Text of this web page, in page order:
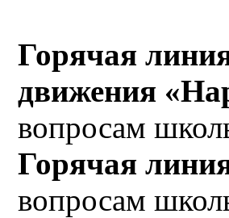
Горячая
движения
вопросам
Горячая
вопросам